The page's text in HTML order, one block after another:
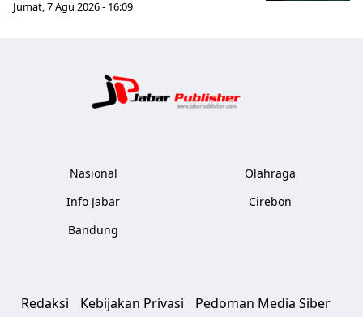
Jumat, 7 Agu 2026 - 16:09
Nasional
Info Jabar
Bandung
Olahraga
Cirebon
Redaksi Kebijakan Privasi Pedoman Media Siber